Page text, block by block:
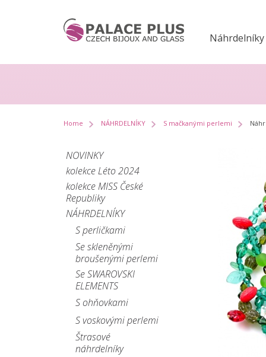
Náhrdelníky
Home NÁHRDELNÍKY S mačkanými perlemi
NOVINKY
kolekce Léto 2024
kolekce MISS České
Republiky
NÁHRDELNÍKY
S perličkami
Se skleněnými
broušenými perlemi
Se SWAROVSKI
ELEMENTS
S ohňovkami
S voskovými perlemi
Štrasové
náhrdelníky